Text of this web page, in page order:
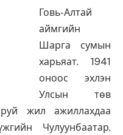
Говь-Алтай
аймгийн
Шарга сумын
харьяат. 1941
оноос эхлэн
Улсын төв
жил ажиллахдаа
Чулуунбаатар,